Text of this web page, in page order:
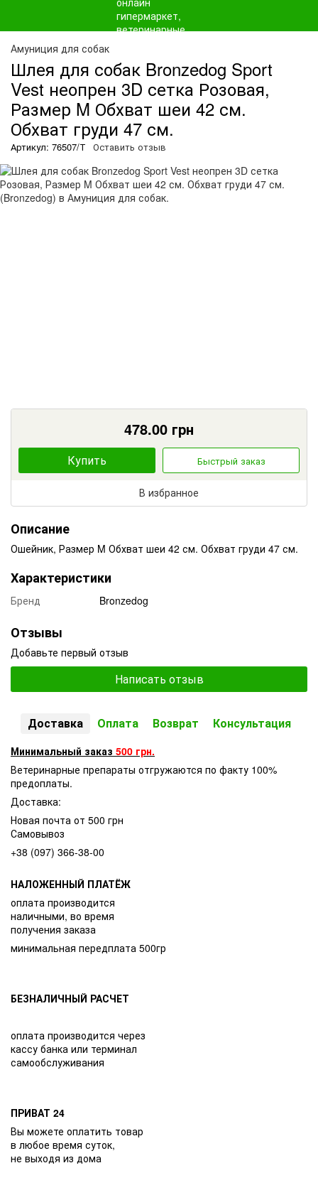
Амуниция для собак
Шлея для собак Bronzedog Sport
Vest неопрен 3D сетка Розовая,
Размер M Обхват шеи 42 см.
Обхват груди 47 см.
Артикул: 76507/Т Оставить отзыв
478.00 грн
Купить Быстрый заказ
В избранное
Описание
Ошейник, Размер M Обхват шеи 42 см. Обхват груди 47 см.
Характеристики
Бренд Bronzedog
Отзывы
Добавьте первый отзыв
Написать отзыв
Доставка Оплата Возврат Консультация
Минимальный заказ 500 грн.
Ветеринарные препараты отгружаются по факту 100%
предоплаты.
Доставка:
Новая почта от 500 грн
Самовывоз
+38 (097) 366-38-00
НАЛОЖЕННЫЙ ПЛАТЁЖ
оплата производится
наличными, во время
получения заказа
минимальная передплата 500гр
БЕЗНАЛИЧНЫЙ РАСЧЕТ
оплата производится через
кассу банка или терминал
самообслуживания
ПРИВАТ 24
Вы можете оплатить товар
в любое время суток,
не выходя из дома